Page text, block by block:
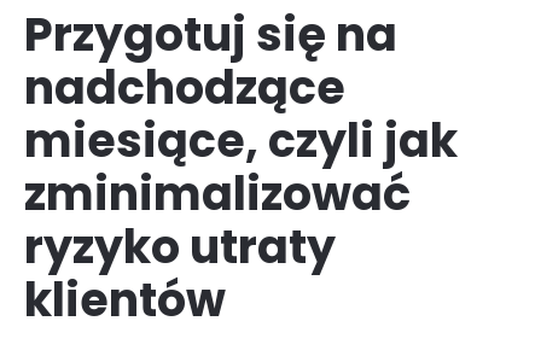
Przygotuj się na
nadchodzące
miesiące, czyli jak
zminimalizować
ryzyko utraty
klientów